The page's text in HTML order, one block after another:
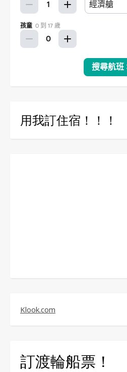
用我訂住宿！！！
Klook.com
訂渡輪船票！